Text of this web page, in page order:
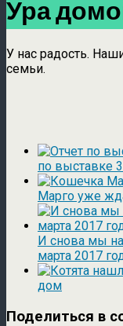
Ура
У нас радость.
семьи.
по выставке
Марго уже
И снова мы
марта 2017
дом
Поделиться в